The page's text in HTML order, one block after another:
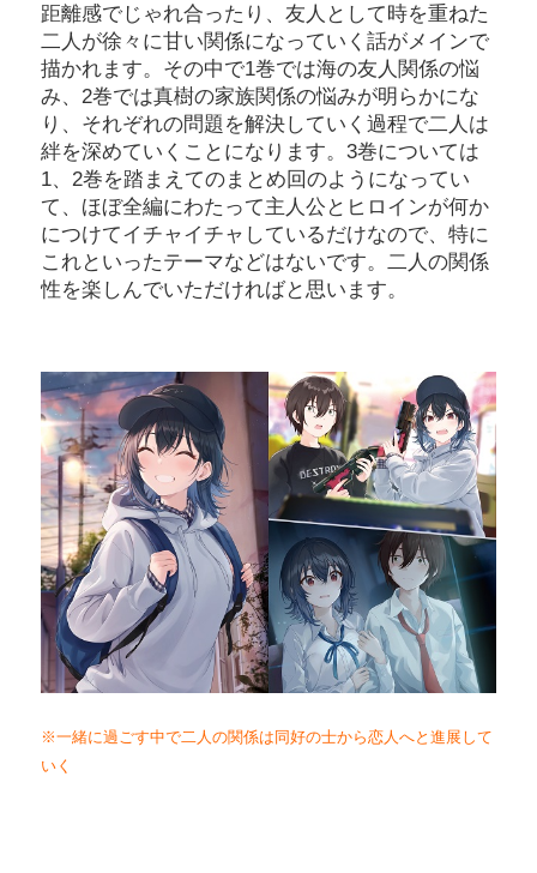
距離感でじゃれ合ったり、友人として時を重ねた
二人が徐々に甘い関係になっていく話がメインで
描かれます。その中で1巻では海の友人関係の悩
み、2巻では真樹の家族関係の悩みが明らかにな
り、それぞれの問題を解決していく過程で二人は
絆を深めていくことになります。3巻については
1、2巻を踏まえてのまとめ回のようになってい
て、ほぼ全編にわたって主人公とヒロインが何か
につけてイチャイチャしているだけなので、特に
これといったテーマなどはないです。二人の関係
性を楽しんでいただければと思います。
※一緒に過ごす中で二人の関係は同好の士から恋人へと進展して
いく